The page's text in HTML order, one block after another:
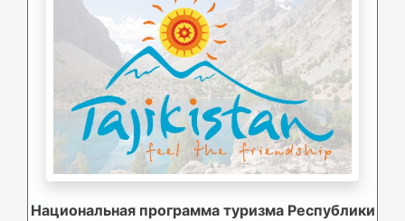
Национальная программа туризма Республики